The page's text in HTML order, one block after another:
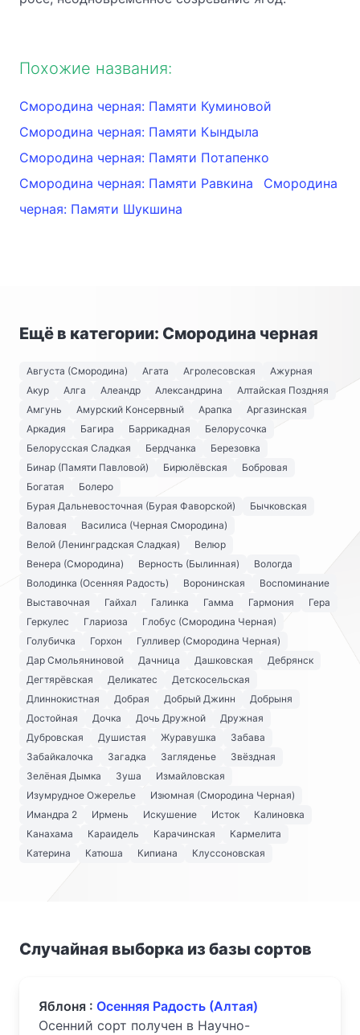
Похожие названия:
Смородина черная: Памяти Куминовой
Смородина черная: Памяти Кындыла
Смородина черная: Памяти Потапенко
Смородина черная: Памяти Равкина
Смородина
черная: Памяти Шукшина
Ещё в категории: Смородина черная
Августа (Смородина) Агата Агролесовская
Ажурная
Акур
Алга Алеандр Александрина
Алтайская Поздняя
Амгунь
Амурский Консервный Арапка
Аргазинская
Аркадия
Багира Баррикадная
Белорусочка
Белорусская Сладкая
Бердчанка
Березовка
Бинар (Памяти Павловой)
Бирюлёвская
Бобровая
Богатая
Болеро
Бурая Дальневосточная (Бурая Фаворской)
Бычковская
Валовая
Василиса (Черная Смородина)
Велой (Ленинградская Сладкая)
Велюр
Венера (Смородина)
Верность (Былинная)
Вологда
Володинка (Осенняя Радость)
Воронинская
Воспоминание
Выставочная
Гайхал Галинка Гамма Гармония
Гера
Геркулес
Глариоза
Глобус (Смородина Черная)
Голубичка
Горхон
Гулливер (Смородина Черная)
Дар Смольяниновой
Дачница Дашковская
Дебрянск
Дегтярёвская
Деликатес
Детскосельская
Длиннокистная
Добрая Добрый Джинн
Добрыня
Достойная
Дочка Дочь Дружной
Дружная
Дубровская
Душистая Журавушка
Забава
Забайкалочка
Загадка Загляденье
Звёздная
Зелёная Дымка
Зуша
Измайловская
Изумрудное Ожерелье
Изюмная (Смородина Черная)
Имандра 2
Ирмень Искушение Исток
Калиновка
Канахама
Караидель Карачинская
Кармелита
Катерина
Катюша Кипиана Клуссоновская
Случайная выборка из базы сортов
Яблоня : Осенняя Радость (Алтая)
Осенний сорт получен в Научно-